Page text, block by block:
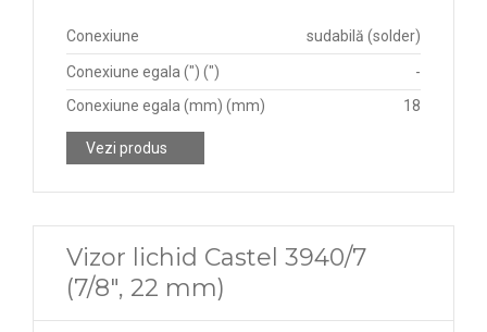
Conexiune sudabilă (solder)
Conexiune egala (") (")
-
Conexiune egala (mm) (mm)
18
Vezi produs
Vizor lichid Castel 3940/7
(7/8", 22 mm)